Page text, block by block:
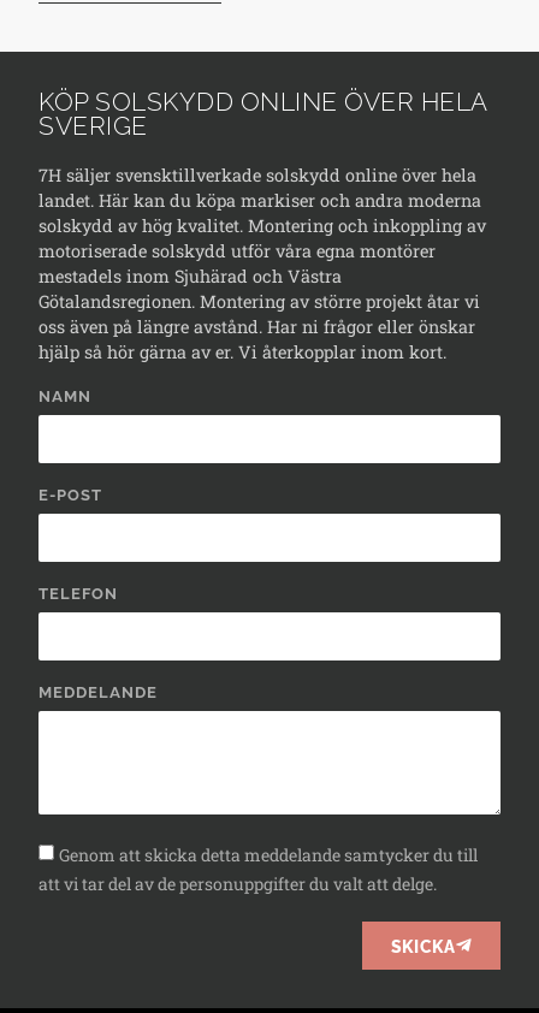
KÖP SOLSKYDD ONLINE ÖVER HELA
SVERIGE
7H säljer svensktillverkade solskydd online över hela
landet. Här kan du köpa markiser och andra moderna
solskydd av hög kvalitet. Montering och inkoppling av
motoriserade solskydd utför våra egna montörer
mestadels inom Sjuhärad och Västra
Götalandsregionen. Montering av större projekt åtar vi
oss även på längre avstånd. Har ni frågor eller önskar
hjälp så hör gärna av er. Vi återkopplar inom kort.
NAMN
E-POST
TELEFON
MEDDELANDE
Genom att skicka detta meddelande samtycker du till
att vi tar del av de personuppgifter du valt att delge.
SKICKA